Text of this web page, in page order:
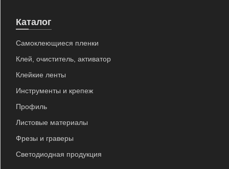
Каталог
Самоклеющиеся пленки
Клей, очиститель, активатор
Клейкие ленты
Инструменты и крепеж
Профиль
Листовые материалы
Фрезы и граверы
Светодиодная продукция